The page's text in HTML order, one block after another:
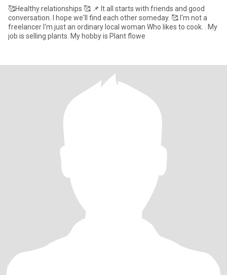
🥰Healthy relationships 🥰 📌 It all starts with friends and good
conversation. I hope we'll find each other someday. 🥰 I'm not a
freelancer I'm just an ordinary local woman Who likes to cook. . My
job is selling plants. My hobby is Plant flowe